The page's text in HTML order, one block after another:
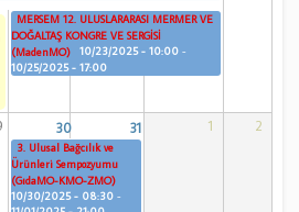
MERSEM 12. ULUSLARARASI MERMER VE
DOĞALTAŞ KONGRE VE SERGİSİ
(MadenMO)
10/23/2025 - 10:00 -
10/25/2025 - 17:00
30 31 1 2
3. Ulusal Bağcılık ve
Ürünleri Sempozyumu
(GıdaMO-KMO-ZMO)
10/30/2025 - 08:30 -